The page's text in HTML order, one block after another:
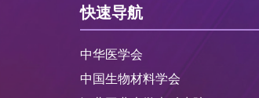
快速导航
中华医学会
中国生物材料学会